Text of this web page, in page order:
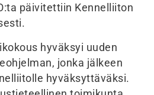
päivitettiin Kennelliiton
hyväksyi uuden
jonka jälkeen
hyväksyttäväksi.